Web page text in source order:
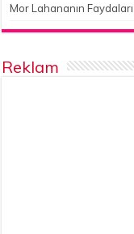
Mor Lahananın Faydaları
Reklam